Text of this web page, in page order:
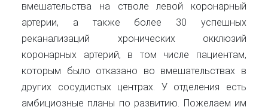
вмешательства на стволе левой коронарный
артерии, а также более 30 успешных
реканализаций хронических окклюзий
коронарных артерий, в том числе пациентам,
которым было отказано во вмешательствах в
других сосудистых центрах. У отделения есть
амбициозные планы по развитию. Пожелаем им